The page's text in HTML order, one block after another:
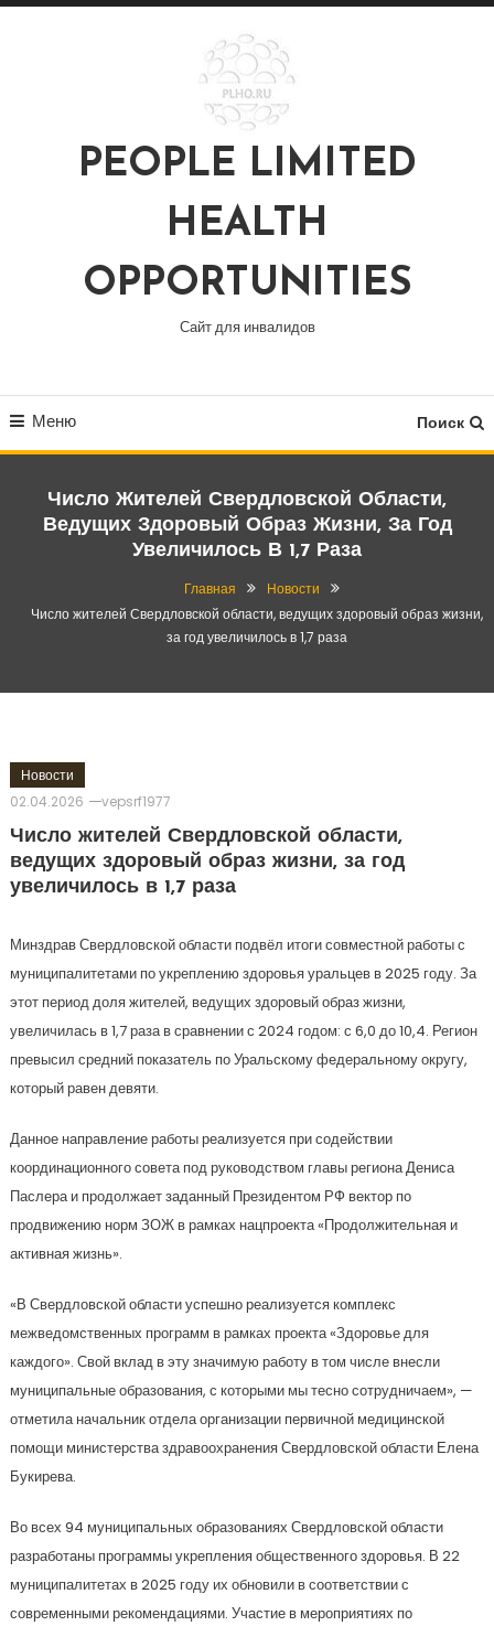
Перейти
PEOPLE LIMITED
HEALTH
OPPORTUNITIES
Сайт для инвалидов
Меню Поиск
Число Жителей Свердловской Области,
Ведущих Здоровый Образ Жизни, За Год
Увеличилось В 1,7 Раза
Главная
Новости
Число жителей Свердловской области, ведущих здоровый образ жизни,
за год увеличилось в 1,7 раза
Новости
02.04.2026
vepsrf1977
Число жителей Свердловской области,
ведущих здоровый образ жизни, за год
увеличилось в 1,7 раза
Минздрав Свердловской области подвёл итоги совместной работы с
муниципалитетами по укреплению здоровья уральцев в 2025 году. За
этот период доля жителей, ведущих здоровый образ жизни,
увеличилась в 1,7 раза в сравнении с 2024 годом: с 6,0 до 10,4. Регион
превысил средний показатель по Уральскому федеральному округу,
который равен девяти.
Данное направление работы реализуется при содействии
координационного совета под руководством главы региона Дениса
Паслера и продолжает заданный Президентом РФ вектор по
продвижению норм ЗОЖ в рамках нацпроекта «Продолжительная и
активная жизнь».
«В Свердловской области успешно реализуется комплекс
межведомственных программ в рамках проекта «Здоровье для
каждого». Свой вклад в эту значимую работу в том числе внесли
муниципальные образования, с которыми мы тесно сотрудничаем», —
отметила начальник отдела организации первичной медицинской
помощи министерства здравоохранения Свердловской области Елена
Букирева.
Во всех 94 муниципальных образованиях Свердловской области
разработаны программы укрепления общественного здоровья. В 22
муниципалитетах в 2025 году их обновили в соответствии с
современными рекомендациями. Участие в мероприятиях по